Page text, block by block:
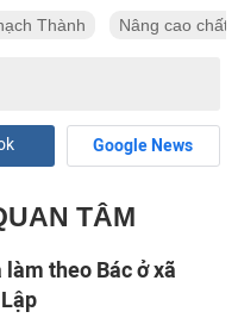
Thành Nâng cao chất
Google News
TÂM
làm theo Bác ở xã